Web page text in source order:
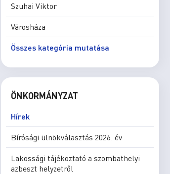
Szuhai Viktor
Városháza
Összes kategória mutatása
ÖNKORMÁNYZAT
Hírek
Bírósági ülnökválasztás 2026. év
Lakossági tájékoztató a szombathelyi
azbeszt helyzetről